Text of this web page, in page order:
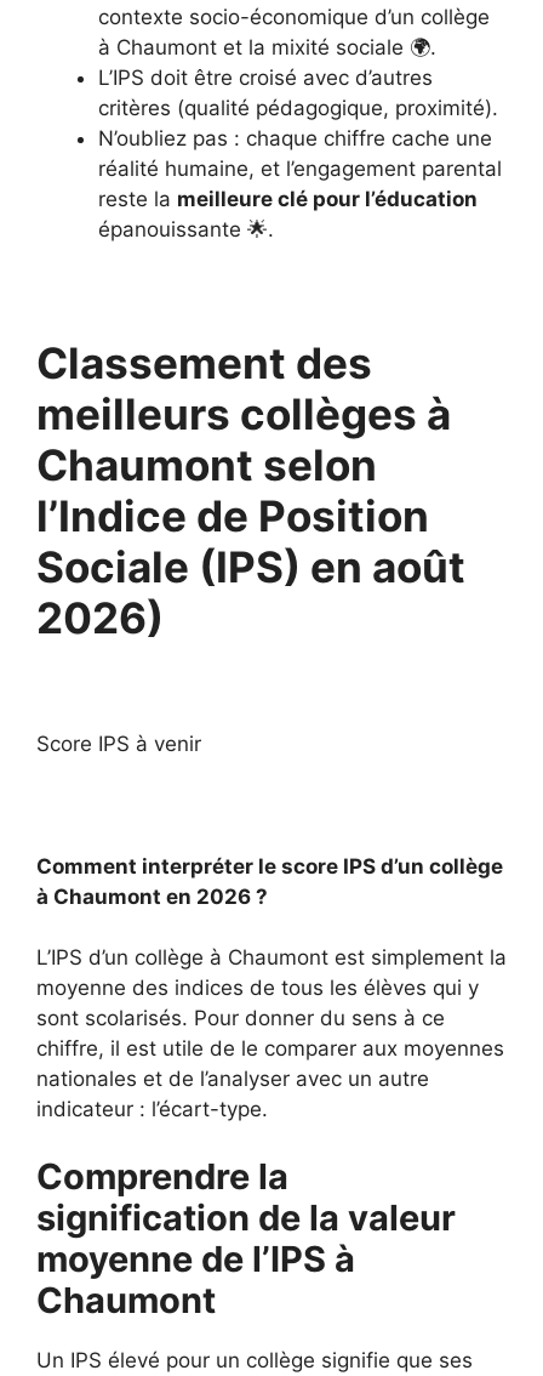
contexte socio-économique d’un collège
à Chaumont et la mixité sociale 🌍.
L’IPS doit être croisé avec d’autres
critères (qualité pédagogique, proximité).
N’oubliez pas : chaque chiffre cache une
réalité humaine, et l’engagement parental
reste la meilleure clé pour l’éducation
épanouissante 🌟.
Classement des
meilleurs collèges à
Chaumont selon
l’Indice de Position
Sociale (IPS) en août
2026)
Score IPS à venir
Comment interpréter le score IPS d’un collège
à Chaumont en 2026 ?
L’IPS d’un collège à Chaumont est simplement la
moyenne des indices de tous les élèves qui y
sont scolarisés. Pour donner du sens à ce
chiffre, il est utile de le comparer aux moyennes
nationales et de l’analyser avec un autre
indicateur : l’écart-type.
Comprendre la
signification de la valeur
moyenne de l’IPS à
Chaumont
Un IPS élevé pour un collège signifie que ses